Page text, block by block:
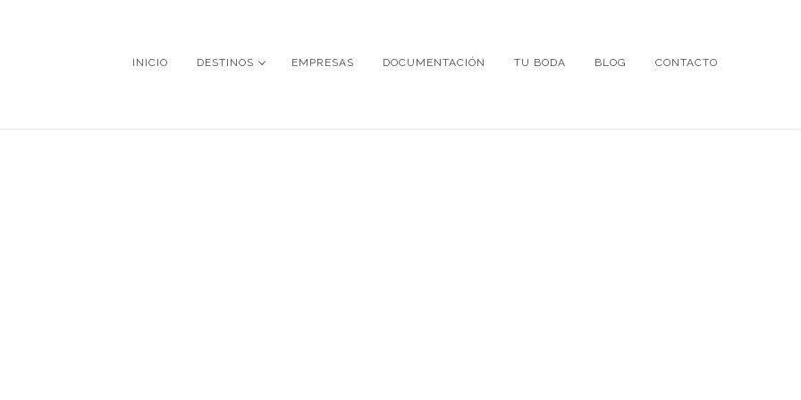
INICIO DESTINOS EMPRESAS DOCUMENTACIÓN TU BODA BLOG CONTACTO